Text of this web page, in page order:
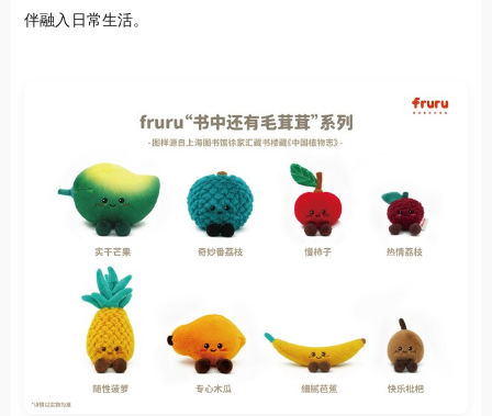
伴融入日常生活。